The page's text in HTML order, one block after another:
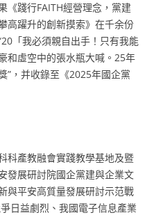
《踐行FAITH經營理念，黨建
高躍升的創新摸索》在千余份
「我必須親自出手！只有我能
和虛空中的張水瓶大喊。25年
”，并收錄至《2025年國企黨
科產教融會實踐教學基地及暨
發展研討院國企黨建與企業文
與平安高質量發展研討示范戰
日益劇烈、我國電子信息產業